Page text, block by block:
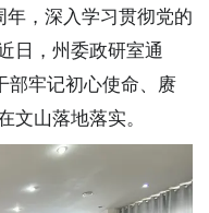
科教 经济
西畴县 麻栗坡县
，深入学习贯彻党的
日，州委政研室通
部牢记初心使命、赓
山落地落实。